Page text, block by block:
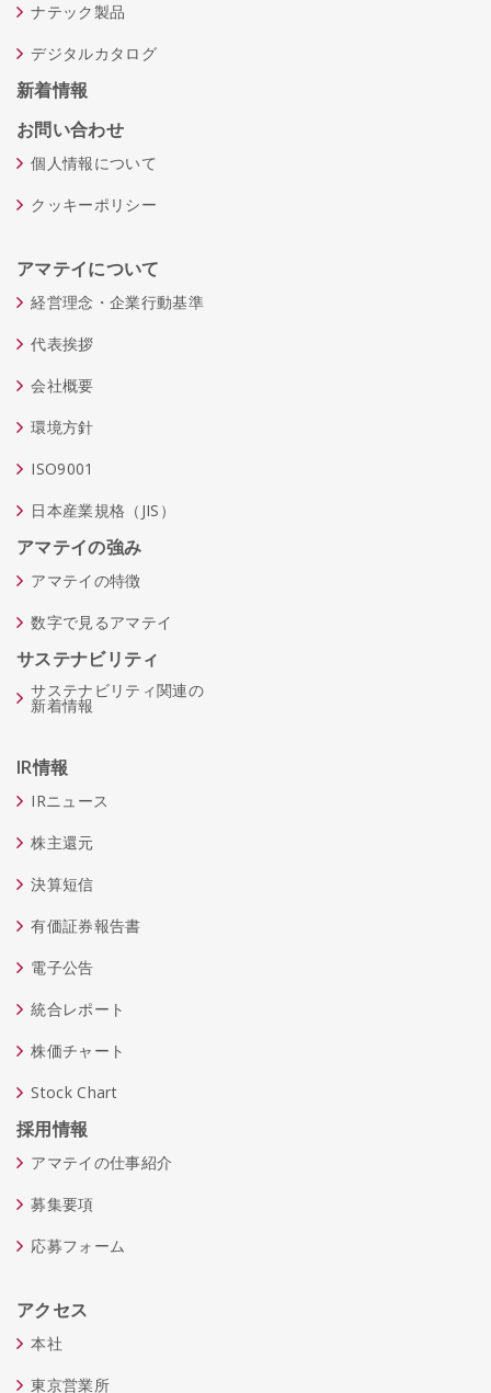
ナテック製品
デジタルカタログ
新着情報
お問い合わせ
個人情報について
クッキーポリシー
アマテイについて
経営理念・企業行動基準
代表挨拶
会社概要
環境方針
ISO9001
日本産業規格（JIS）
アマテイの強み
アマテイの特徴
数字で見るアマテイ
サステナビリティ
サステナビリティ関連の
新着情報
IR情報
IRニュース
株主還元
決算短信
有価証券報告書
電子公告
統合レポート
株価チャート
Stock Chart
採用情報
アマテイの仕事紹介
募集要項
応募フォーム
アクセス
本社
東京営業所